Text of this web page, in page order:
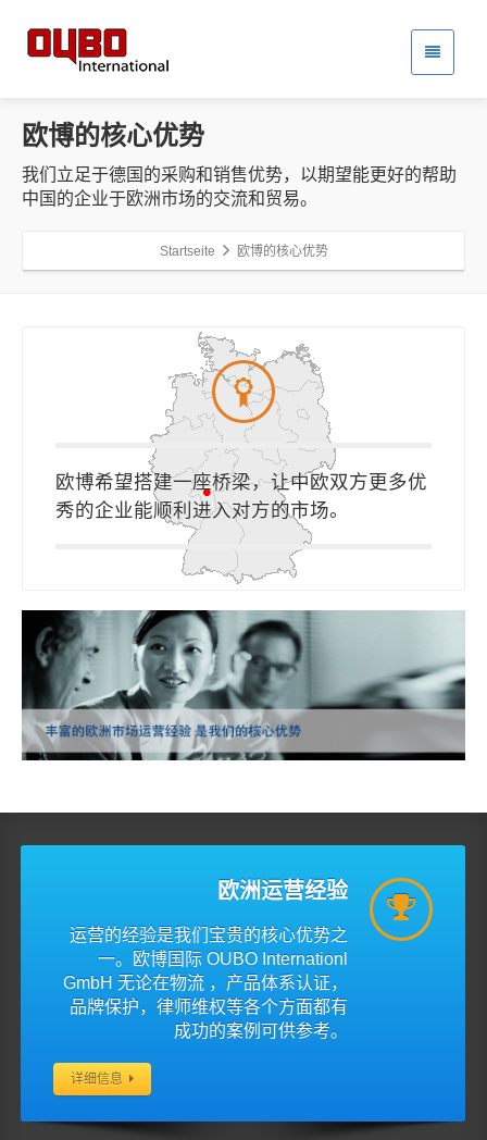
欧博的核心优势
我们立足于德国的采购和销售优势，以期望能更好的帮助
中国的企业于欧洲市场的交流和贸易。
Startseite 欧博的核心优势
欧博希望搭建一座桥梁，让中欧双方更多优
秀的企业能顺利进入对方的市场。
欧洲运营经验
运营的经验是我们宝贵的核心优势之
一。欧博国际 OUBO Internationl
GmbH 无论在物流 ，产品体系认证，
品牌保护，律师维权等各个方面都有
成功的案例可供参考。
详细信息